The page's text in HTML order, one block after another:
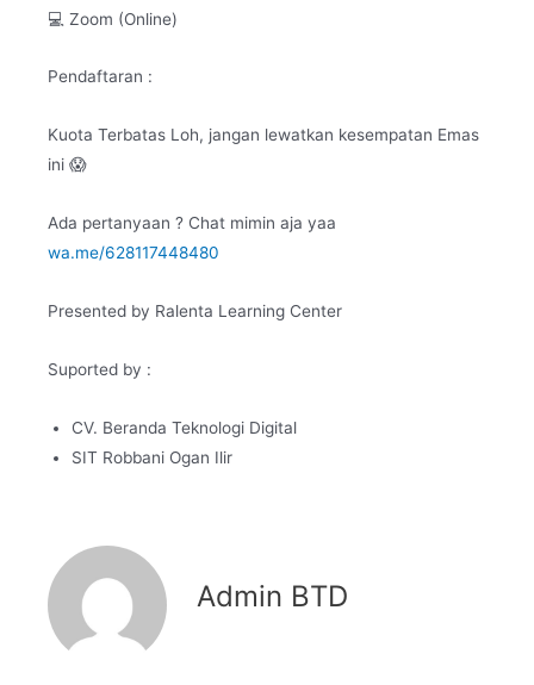
💻 Zoom (Online)
Pendaftaran :
Kuota Terbatas Loh, jangan lewatkan kesempatan Emas
ini 😱
Ada pertanyaan ? Chat mimin aja yaa
wa.me/628117448480
Presented by Ralenta Learning Center
Suported by :
CV. Beranda Teknologi Digital
SIT Robbani Ogan Ilir
Admin BTD